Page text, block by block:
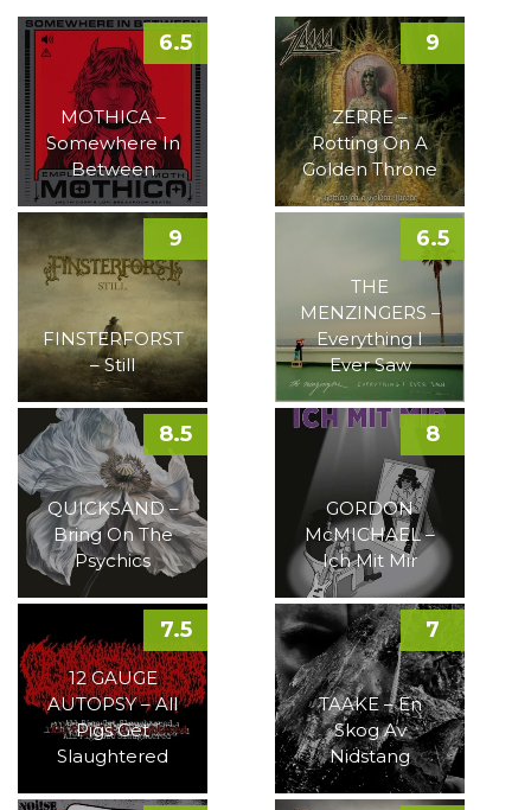
MOTHICA –
Somewhere In
Between
6.5
ZERRE –
Rotting On A
Golden Throne
9
FINSTERFORST
– Still
9
THE
MENZINGERS –
Everything I
Ever Saw
6.5
QUICKSAND –
Bring On The
Psychics
8.5
GORDON
McMICHAEL –
Ich Mit Mir
8
12 GAUGE
AUTOPSY – All
Pigs Get
Slaughtered
7.5
TAAKE – En
Skog Av
Nidstang
7